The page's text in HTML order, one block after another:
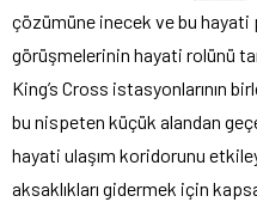
çözümüne inecek ve bu
görüşmelerinin hayati rolünü
King’s Cross istasyonlarının
bu nispeten küçük alandan
hayati ulaşım koridorunu
aksaklıkları gidermek için